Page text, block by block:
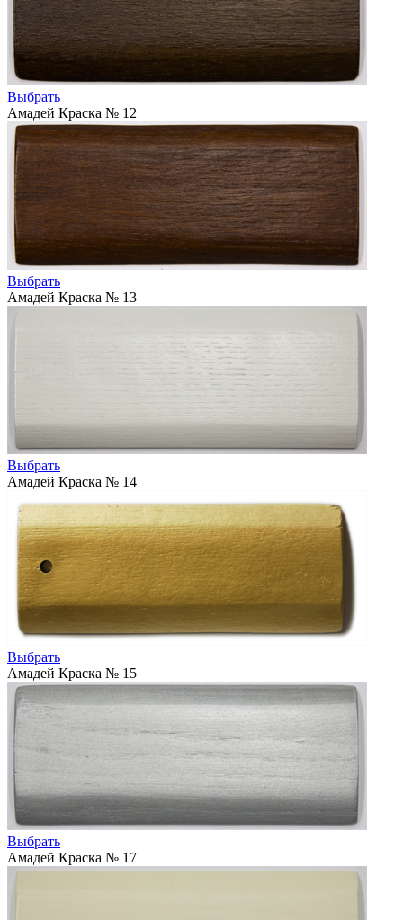
Выбрать
Амадей Краска № 12
Выбрать
Амадей Краска № 13
Выбрать
Амадей Краска № 14
Выбрать
Амадей Краска № 15
Выбрать
Амадей Краска № 17